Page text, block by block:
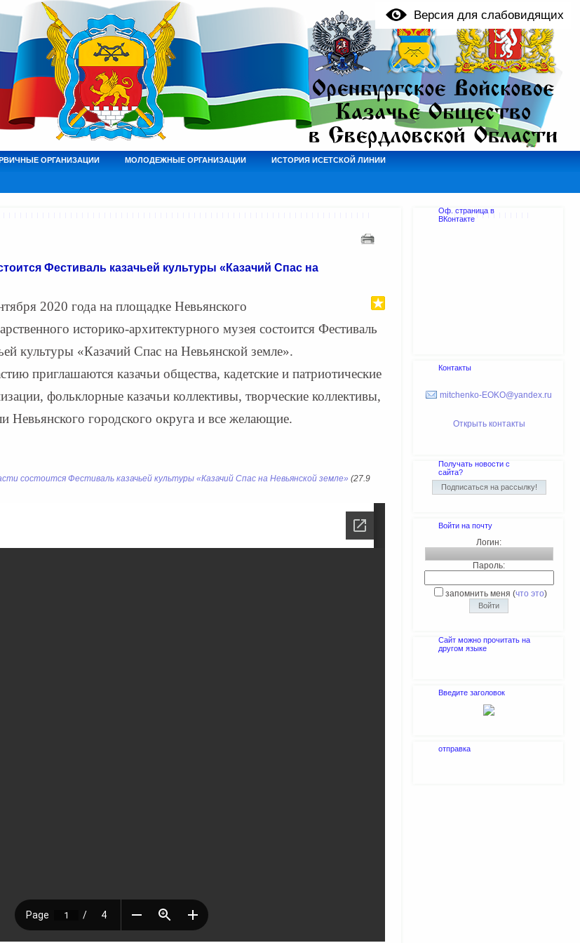
Версия для слабовидящих
ОРГАНИЗАЦИИ МОЛОДЕЖНЫЕ ОРГАНИЗАЦИИ ИСТОРИЯ ИСЕТСКОЙ ЛИНИИ
Фестиваль казачьей культуры «Казачий Спас на
2020 года на площадке Невьянского
историко-архитектурного музея состоится Фестиваль
культуры «Казачий Спас на Невьянской земле».
приглашаются казачьи общества, кадетские и патриотические
фольклорные казачьи коллективы, творческие коллективы,
Невьянского городского округа и все желающие.
состоится Фестиваль казачьей культуры «Казачий Спас на Невьянской земле» (27.9
Оф. страница в
ВКонтакте
Контакты
mitchenko-EOKO@yandex.ru
Открыть контакты
Получать новости с
сайта?
Войти на почту
Логин:
Пароль:
запомнить меня (что это)
Сайт можно прочитать на
другом языке
Введите заголовок
отправка